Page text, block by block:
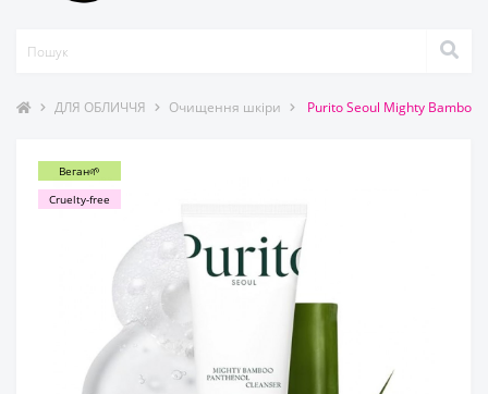
ДЛЯ ОБЛИЧЧЯ Очищення шкіри Purito Seoul Mighty Bamboo
Веган🌱
Cruelty-free